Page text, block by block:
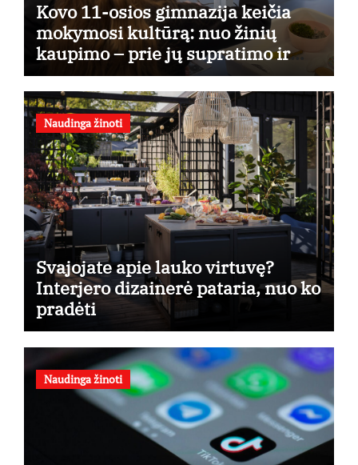
Kovo 11-osios gimnazija keičia
mokymosi kultūrą: nuo žinių
kaupimo – prie jų supratimo ir
taikymo
Naudinga žinoti
Svajojate apie lauko virtuvę?
Interjero dizainerė pataria, nuo ko
pradėti
Naudinga žinoti